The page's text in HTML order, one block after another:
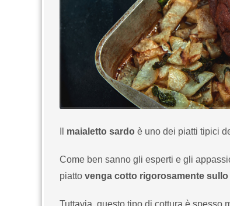
maialetto sardo è uno dei piatti tipici
Come ben sanno gli esperti e gli
piatto venga cotto rigorosamente
Tuttavia, questo tipo di cottura è spesso